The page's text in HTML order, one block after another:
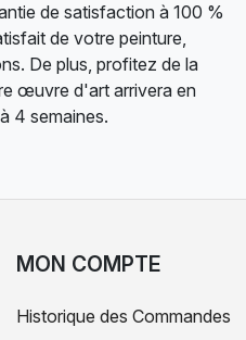
de satisfaction à 100 %
de votre peinture,
De plus, profitez de la
œuvre d'art arrivera en
4 semaines.
MON COMPTE
Historique des Commandes